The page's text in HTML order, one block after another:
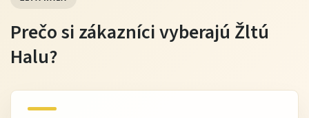
farebné prevedenia umožňujú prispôsobiť kreslo vášmu
štýlu.
Údržba
Prečo si zákazníci vyberajú Žltú
Halu?